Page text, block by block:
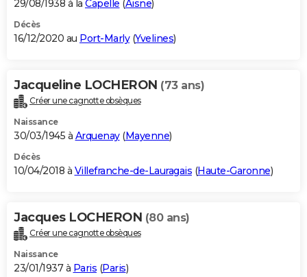
29/08/1938 à la Capelle (Aisne)
Décès
16/12/2020 au Port-Marly(Yvelines)
Jacqueline LOCHERON (73 ans)
Créer une cagnotte obsèques
Naissance
30/03/1945 à Arquenay(Mayenne)
Décès
10/04/2018 à Villefranche-de-Lauragais (Haute-Garonne)
Jacques LOCHERON (80 ans)
Créer une cagnotte obsèques
Naissance
23/01/1937 à Paris (Paris)